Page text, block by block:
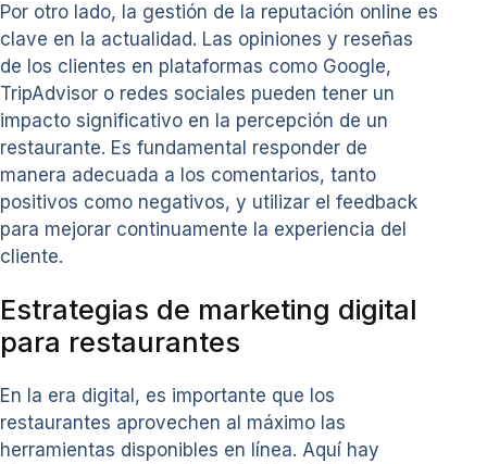
Por otro lado, la gestión de la reputación online es
clave en la actualidad. Las opiniones y reseñas
de los clientes en plataformas como Google,
TripAdvisor o redes sociales pueden tener un
impacto significativo en la percepción de un
restaurante. Es fundamental responder de
manera adecuada a los comentarios, tanto
positivos como negativos, y utilizar el feedback
para mejorar continuamente la experiencia del
cliente.
Estrategias de marketing digital
para restaurantes
En la era digital, es importante que los
restaurantes aprovechen al máximo las
herramientas disponibles en línea. Aquí hay